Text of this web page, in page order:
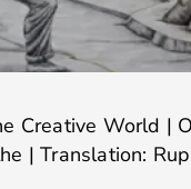
Creative World |
| Translation: